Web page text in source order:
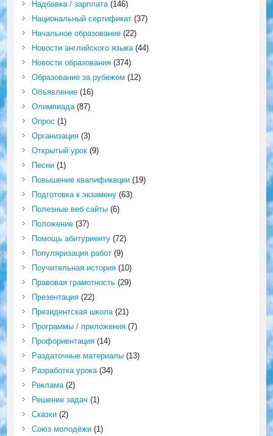
Надбавка / зарплата(146)
Национальный сертификат(37)
Начальное образование(22)
Новости английского языка(44)
Новости образования(374)
Образование за рубежом (12)
Объявление(16)
Олимпиада(87)
Опрос (1)
Организация(3)
Открытый урок(9)
Песни(1)
Повышение квалификации(19)
Подготовка к экзамену(63)
Полезные веб сайты(6)
Положение(37)
Помощь абитуриенту(72)
Популяризация работ(9)
Поучительная история(10)
Правовая грамотность(29)
Презентация(22)
Президентская школа(21)
Программы / приложения(7)
Профориентация(14)
Раздаточные материалы(13)
Разработка урока(34)
Реклама(2)
Решение задач (1)
Сказки(2)
Союз молодёжи(1)